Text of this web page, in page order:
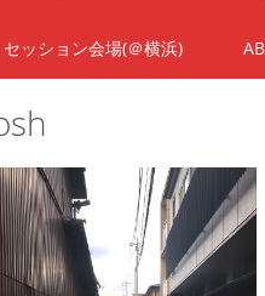
セッション会場(＠横浜)